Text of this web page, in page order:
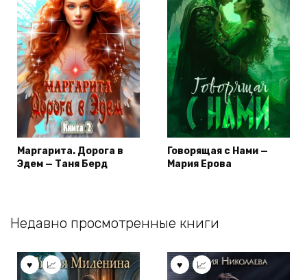
Маргарита. Дорога в
Эдем — Таня Берд
Говорящая с Нами —
Мария Ерова
Недавно просмотренные книги